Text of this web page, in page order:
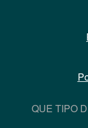
QUE TIPO